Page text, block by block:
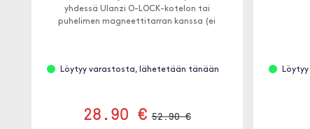
yhdessä Ulanzi O-LOCK-kotelon tai
puhelimen magneettitarran kanssa (ei
Löytyy varastosta, lähetetään tänään
28.90 € 52.90 €